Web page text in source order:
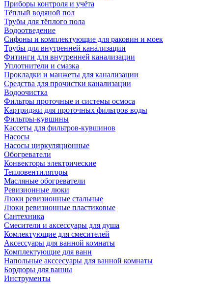
Приборы контроля и учёта
Тёплый водяной пол
Трубы для тёплого пола
Водоотведение
Сифоны и комплектующие для раковин и моек
Трубы для внутренней канализации
Фитинги для внутренней канализации
Уплотнители и смазка
Прокладки и манжеты для канализации
Средства для прочистки канализации
Водоочистка
Фильтры проточные и системы осмоса
Картриджи для проточных фильтров воды
Фильтры-кувшины
Кассеты для фильтров-кувшинов
Насосы
Насосы циркуляционные
Обогреватели
Конвекторы электрические
Тепловентиляторы
Масляные обогреватели
Ревизионные люки
Люки ревизионные стальные
Люки ревизионные пластиковые
Сантехника
Смесители и аксессуары для душа
Комлектующие для смесителей
Аксессуары для ванной комнаты
Комплектующие для ванн
Напольные акссесуары для ванной комнаты
Бордюры для ванны
Инструменты